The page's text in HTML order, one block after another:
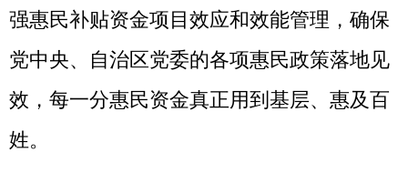
表扬，对工作不力的部门县（市）予以批
评，切实增强各县（市）各部门做好绩效工
作的紧迫感，确保中央决策部署在克州不折
真实性核查要求。结合预算绩效日常管理、